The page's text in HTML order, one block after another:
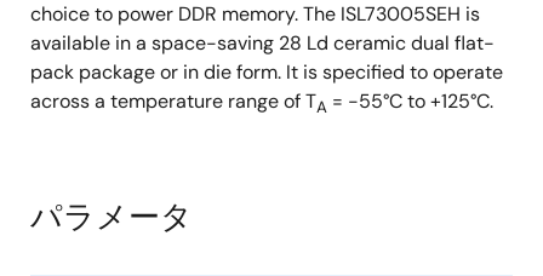
choice to power DDR memory. The ISL73005SEH is
available in a space-saving 28 Ld ceramic dual flat-
pack package or in die form. It is specified to operate
across a temperature range of TA = -55°C to +125°C.
パラメータ